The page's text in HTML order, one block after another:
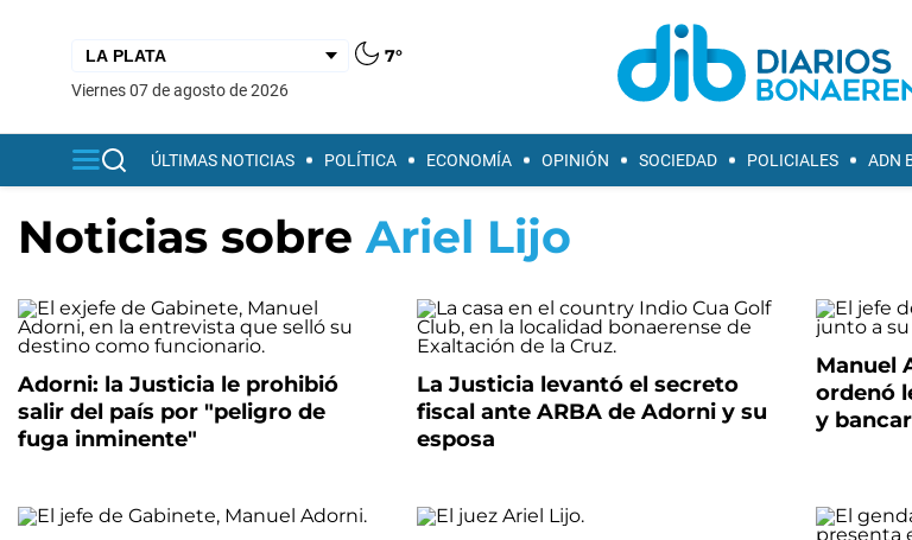
7°
viernes 07 de agosto de 2026
ÚLTIMAS NOTICIAS POLÍTICA ECONOMÍA OPINIÓN SOCIEDAD POLICIALES ADN
Noticias sobreAriel Lijo
Adorni: la Justicia le prohibió
salir del país por "peligro de
fuga inminente"
La Justicia levantó el secreto
fiscal ante ARBA de Adorni y su
esposa
Manuel
ordenó
y